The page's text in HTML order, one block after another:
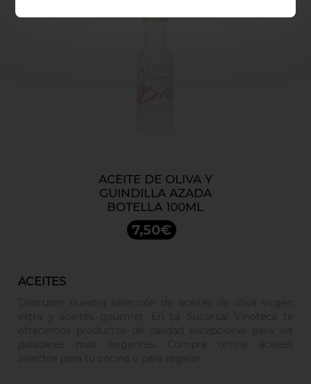
ACEITE DE OLIVA Y
GUINDILLA AZADA
BOTELLA 100ML
7,50€
ACEITES